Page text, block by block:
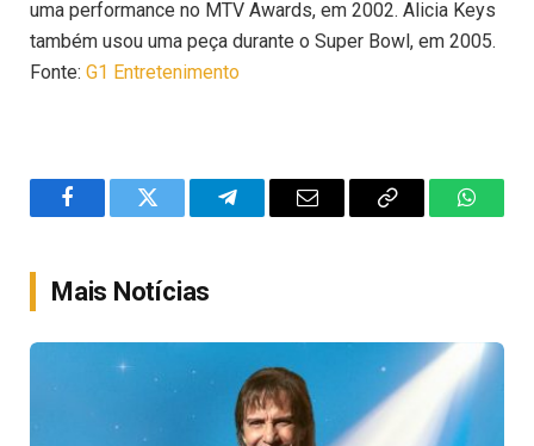
uma performance no MTV Awards, em 2002. Alicia Keys
também usou uma peça durante o Super Bowl, em 2005.
Fonte: G1 Entretenimento
FacebookTwitter TelegramEmail
Copy
Mais Notícias